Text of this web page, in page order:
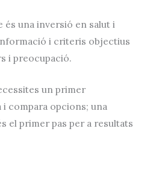
una inversió en salut i
i criteris objectius
i preocupació.
un primer
compara opcions; una
el primer pas per a resultats